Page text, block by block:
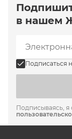
в нашем
Подписаться
Подписываясь, я